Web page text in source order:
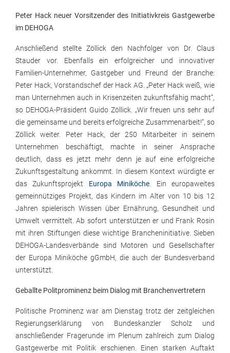
Peter Hack neuer Vorsitzender des Initiativkreis Gastgewerbe
im DEHOGA
Anschließend stellte Zöllick den Nachfolger von Dr. Claus
Stauder vor. Ebenfalls ein erfolgreicher und innovativer
Familien-Unternehmer, Gastgeber und Freund der Branche:
Peter Hack, Vorstandschef der Hack AG. „Peter Hack weiß, wie
man Unternehmen auch in Krisenzeiten zukunftsfähig macht“,
so DEHOGA-Präsident Guido Zöllick. „Wir freuen uns sehr auf
die gemeinsame und bereits erfolgreiche Zusammenarbeit!“, so
Zöllick weiter. Peter Hack, der 250 Mitarbeiter in seinem
Unternehmen beschäftigt, machte in seiner Ansprache
deutlich, dass es jetzt mehr denn je auf eine erfolgreiche
Zukunftsgestaltung ankommt. In diesem Kontext würdigte er
das Zukunftsprojekt Europa Miniköche . Ein europaweites
gemeinnütziges Projekt, das Kindern im Alter von 10 bis 12
Jahren spielerisch Wissen über Ernährung, Gesundheit und
Umwelt vermittelt. Ab sofort unterstützen er und Frank Rosin
mit ihren Stiftungen diese wichtige Brancheninitiative. Sieben
DEHOGA-Landesverbände sind Motoren und Gesellschafter
der Europa Miniköche gGmbH, die auch der Bundesverband
unterstützt.
Geballte Politprominenz beim Dialog mit Branchenvertretern
Politische Prominenz war am Dienstag trotz der zeitgleichen
Regierungserklärung von Bundeskanzler Scholz und
anschließender Fragerunde im Plenum zahlreich zum Dialog
Gastgewerbe mit Politik erschienen. Einen starken Auftakt